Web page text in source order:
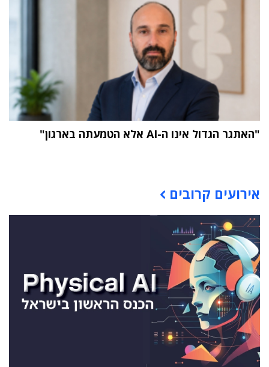
"האתגר הגדול אינו ה-AI אלא הטמעתה בארגון"
אירועים קרובים